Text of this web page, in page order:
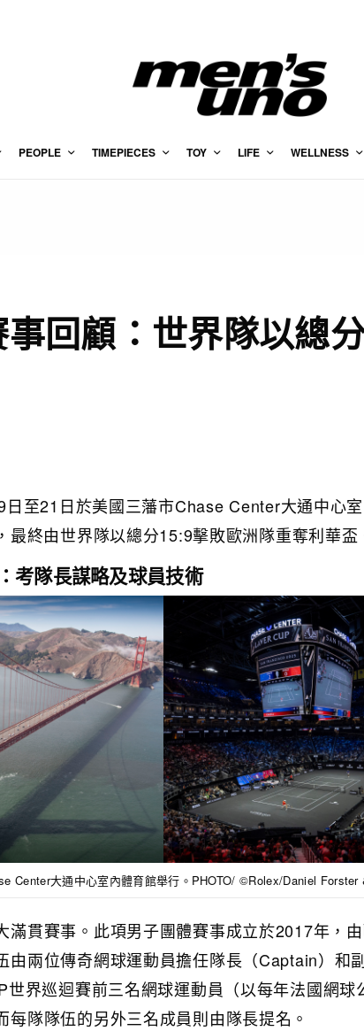
PEOPLE TIMEPIECES TOY LIFE WELLNESS
回顧：世界隊以總
至21日於美國三藩市Chase Center大通中心
終由世界隊以總分15:9擊敗歐洲隊重奪利華盃
考隊長謀略及球員技術
Center大通中心室內體育館舉行。PHOTO/ ©Rolex/Daniel
滿貫賽事。此項男子團體賽事成立於2017年，
由兩位傳奇網球運動員擔任隊長（Captain）和
世界巡迴賽前三名網球運動員（以每年法國網球
每隊隊伍的另外三名成員則由隊長提名。